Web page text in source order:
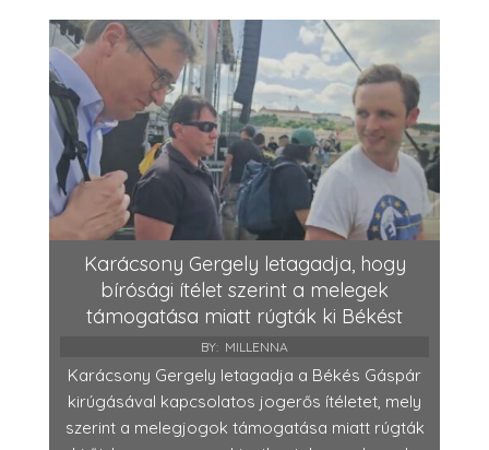
Karácsony Gergely letagadja, hogy
bírósági ítélet szerint a melegek
támogatása miatt rúgták ki Békést
BY: MILLENNA
Karácsony Gergely letagadja a Békés Gáspár
kirúgásával kapcsolatos jogerős ítéletet, mely
szerint a melegjogok támogatása miatt rúgták